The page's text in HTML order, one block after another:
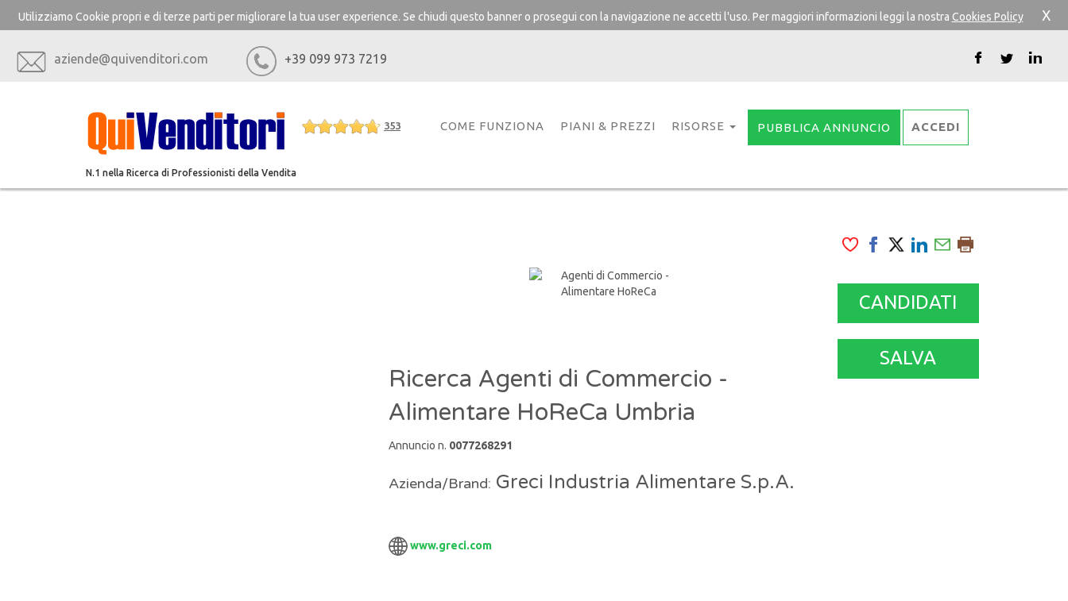
Utilizziamo Cookie propri e di terze parti per migliorare la tua user experience. Se chiudi questo banner o prosegui con la navigazione ne accetti l'uso. Per maggiori informazioni leggi la nostra Cookies Policy X
aziende@quivenditori.com +39 099 973 7219
353
N.1 nella Ricerca di Professionisti della Vendita
COME FUNZIONA PIANI & PREZZI RISORSE PUBBLICA ANNUNCIO ACCEDI
Ricerca Agenti di Commercio -
Alimentare HoReCa Umbria
Annuncio n. 0077268291
Azienda/Brand: Greci Industria Alimentare S.p.A.
www.greci.com
CANDIDATI
SALVA